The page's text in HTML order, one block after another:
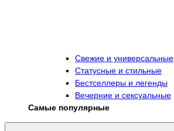
Свежие и универсальные
Статусные и стильные
Бестселлеры и легенды
Вечерние и сексуальные
Самые популярные